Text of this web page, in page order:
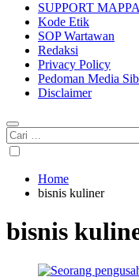
SUPPORT
Kode Etik
SOP Wartawan
Redaksi
Privacy Policy
Pedoman Media
Disclaimer
Cari
untuk:
Home
bisnis kuliner
bisnis